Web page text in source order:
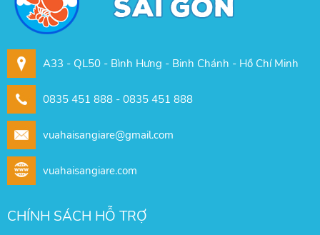
A33 - QL50 - Bình Hưng - Binh Chánh - Hồ Chí Minh
0835 451 888 - 0835 451 888
vuahaisangiare@gmail.com
vuahaisangiare.com
CHÍNH SÁCH HỖ TRỢ